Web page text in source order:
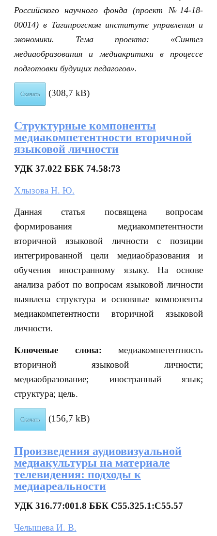
Российского научного фонда (проект №14-18-
00014) в Таганрогском институте управления и
экономики. Тема проекта: «Синтез
медиаобразования и медиакритики в процессе
подготовки будущих педагогов».
Скачать (308,7 kB)
Структурные компоненты
медиакомпетентности вторичной
языковой личности
УДК 37.022 ББК 74.58:73
Хлызова Н. Ю.
Данная статья посвящена вопросам
формирования медиакомпетентности
вторичной языковой личности с позиции
интегрированной цели медиаобразования и
обучения иностранному языку. На основе
анализа работ по вопросам языковой личности
выявлена структура и основные компоненты
медиакомпетентности вторичной языковой
личности.
Ключевые слова:медиакомпетентность
вторичной языковой личности;
медиаобразование; иностранный язык;
структура; цель.
Скачать (156,7 kB)
Произведения аудиовизуальной
медиакультуры на материале
телевидения: подходы к
медиареальности
УДК 316.77:001.8 ББК С55.325.1:С55.57
Челышева И. В.